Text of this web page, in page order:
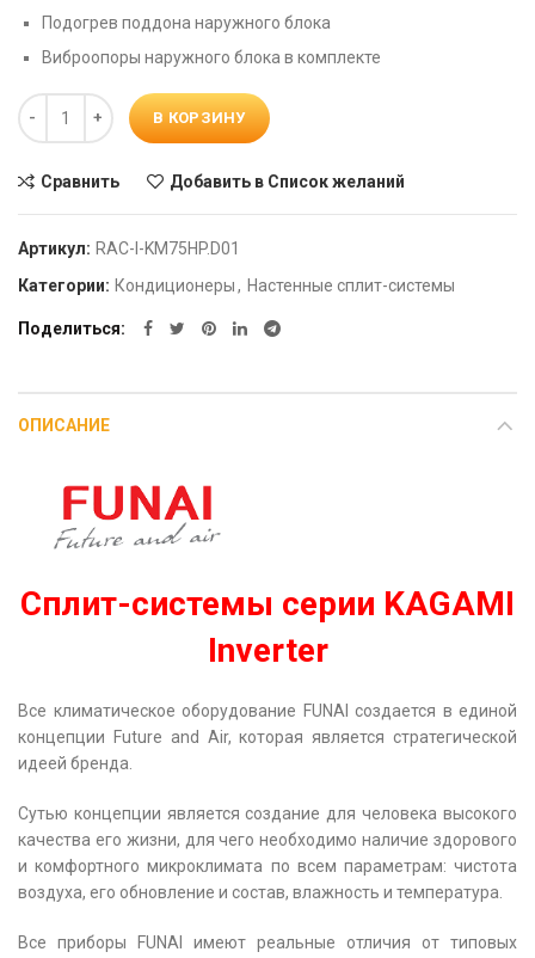
Подогрев поддона наружного блока
Виброопоры наружного блока в комплекте
Количество
В КОРЗИНУ
Сравнить Добавить в Список желаний
Артикул: RAC-I-KM75HP.D01
Категории: Кондиционеры, Настенные сплит-системы
Поделиться
ОПИСАНИЕ
Сплит-системы серии KAGAMI
Inverter
Все климатическое оборудование FUNAI создается в единой
концепции Future and Air, которая является стратегической
идеей бренда.
Сутью концепции является создание для человека высокого
качества его жизни, для чего необходимо наличие здорового
и комфортного микроклимата по всем параметрам: чистота
воздуха, его обновление и состав, влажность и температура.
Все приборы FUNAI имеют реальные отличия от типовых